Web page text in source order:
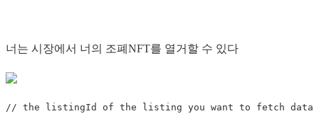
너는 시장에서 너의 조폐NFT를 열거할 수 있다
// the listingId of the listing you want to fetch data